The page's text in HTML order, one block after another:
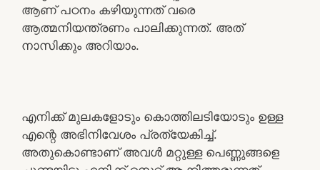
ആണ് പഠനം കഴിയുന്നത് വരെ
ആത്മനിയന്ത്രണം പാലിക്കുന്നത്. അത്
നാസിക്കും അറിയാം.
എനിക്ക് മുലകളോടും കൊത്തിലടിയോടും ഉള്ള
എന്റെ അഭിനിവേശം പ്രത്യേകിച്ച്.
അതുകൊണ്ടാണ് അവൾ മറ്റുള്ള പെണ്ണുങ്ങളെ